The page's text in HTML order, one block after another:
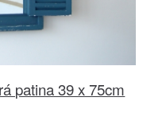
patina 39 x 75cm